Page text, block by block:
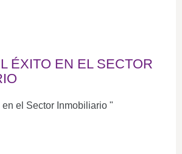
ÉXITO EN EL SECTOR
el Sector Inmobiliario "